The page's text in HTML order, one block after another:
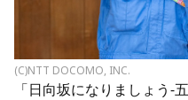
(C)NTT DOCOMO, INC.
「日向坂になりましょう-